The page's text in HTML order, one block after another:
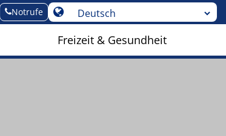
Notrufe
Freizeit & Gesundheit